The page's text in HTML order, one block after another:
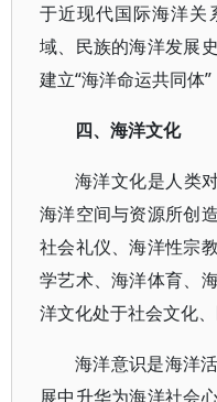
于近现代国际海洋关
域、民族的海洋发展
建立“海洋命运共同体
四、海洋文化
海洋文化是人类
海洋空间与资源所创
社会礼仪、海洋性宗
学艺术、海洋体育、
洋文化处于社会文化、
海洋意识是海洋
展中升华为海洋社会